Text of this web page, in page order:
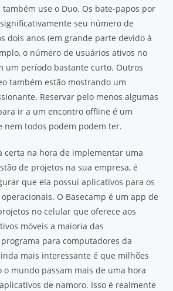
use o Duo. Os bate-papos por
seu número de
dois anos (em grande parte devido à
o número de usuários ativos no
um período bastante curto. Outros
também estão mostrando um
Reservar pelo menos algumas
ir a um encontro offline é um
nem todos podem podem ter.
certa na hora de implementar uma
de projetos na sua empresa, é
que ela possui aplicativos para os
O Basecamp é um app de
no celular que oferece aos
móveis a maioria das
para computadores da
mais interessante é que milhões
o mundo passam mais de uma hora
de namoro. Isso é realmente